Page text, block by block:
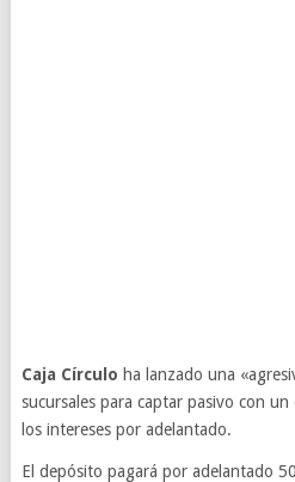
Caja Círculo ha lanzado una
sucursales para captar pasivo con
los intereses por adelantado.
El depósito pagará por adelantado